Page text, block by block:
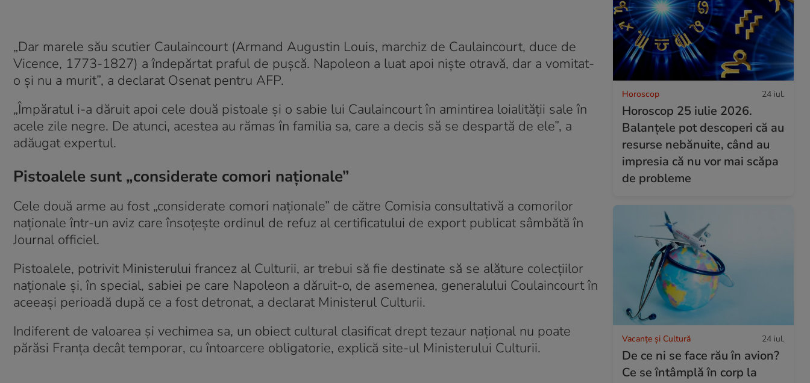
„Dar marele său scutier Caulaincourt (Armand Augustin Louis, marchiz de Caulaincourt, duce de
Vicence, 1773-1827) a îndepărtat praful de puşcă. Napoleon a luat apoi nişte otravă, dar a vomitat-
o şi nu a murit”, a declarat Osenat pentru AFP.
„Împăratul i-a dăruit apoi cele două pistoale şi o sabie lui Caulaincourt în amintirea loialităţii sale în
acele zile negre. De atunci, acestea au rămas în familia sa, care a decis să se despartă de ele”, a
adăugat expertul.
Pistoalele sunt „considerate comori naţionale”
Cele două arme au fost „considerate comori naţionale” de către Comisia consultativă a comorilor
naţionale într-un aviz care însoţeşte ordinul de refuz al certificatului de export publicat sâmbătă în
Journal officiel.
Pistoalele, potrivit Ministerului francez al Culturii, ar trebui să fie destinate să se alăture colecţiilor
naţionale şi, în special, sabiei pe care Napoleon a dăruit-o, de asemenea, generalului Coulaincourt în
aceeaşi perioadă după ce a fost detronat, a declarat Ministerul Culturii.
Indiferent de valoarea şi vechimea sa, un obiect cultural clasificat drept tezaur naţional nu poate
părăsi Franţa decât temporar, cu întoarcere obligatorie, explică site-ul Ministerului Culturii.
Horoscop 24 iul.
Horoscop 25 iulie 2026.
Balanțele pot descoperi că au
resurse nebănuite, când au
impresia că nu vor mai scăpa
de probleme
Vacanțe și Cultură 24 iul.
De ce ni se face rău în avion?
Ce se întâmplă în corp la